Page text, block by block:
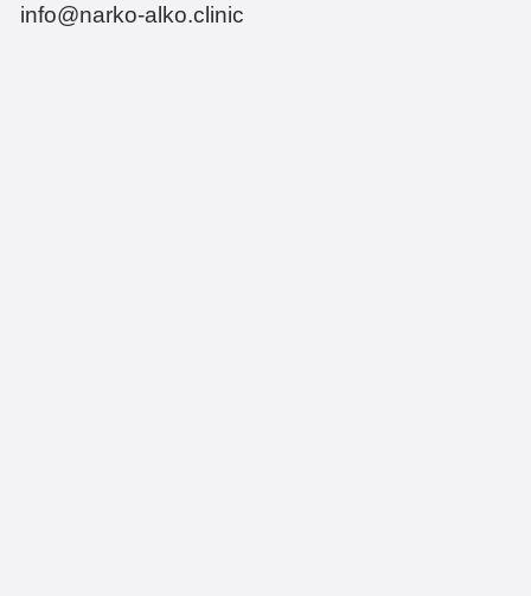
info@narko-alko.clinic